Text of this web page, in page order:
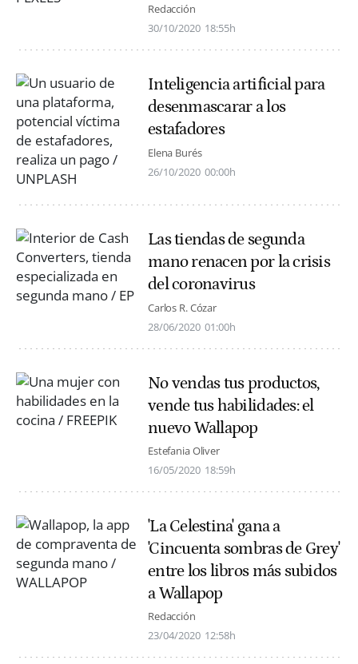
Redacción
30/10/2020 18:55h
Inteligencia artificial para
desenmascarar a los
estafadores
Elena Burés
26/10/2020 00:00h
Las tiendas de segunda
mano renacen por la crisis
del coronavirus
Carlos R. Cózar
28/06/2020 01:00h
No vendas tus productos,
vende tus habilidades: el
nuevo Wallapop
Estefania Oliver
16/05/2020 18:59h
'La Celestina' gana a
'Cincuenta sombras de Grey'
entre los libros más subidos
a Wallapop
Redacción
23/04/2020 12:58h